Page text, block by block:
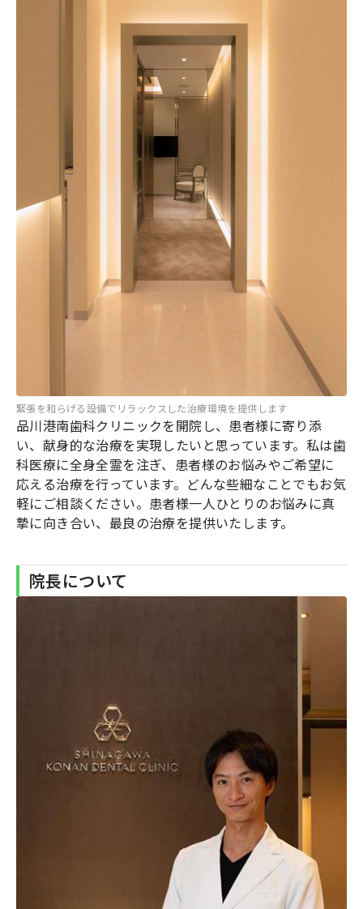
緊張を和らげる設備でリラックスした治療環境を提供します
品川港南歯科クリニックを開院し、患者様に寄り添
い、献身的な治療を実現したいと思っています。私は歯
科医療に全身全霊を注ぎ、患者様のお悩みやご希望に
応える治療を行っています。どんな些細なことでもお気
軽にご相談ください。患者様一人ひとりのお悩みに真
摯に向き合い、最良の治療を提供いたします。
院長について